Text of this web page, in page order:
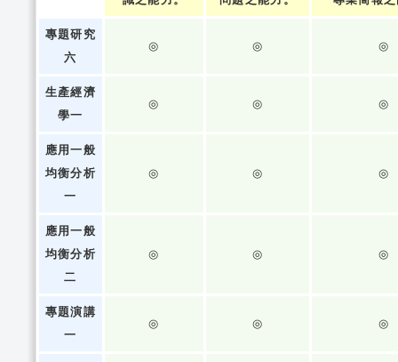
專題研究
六
◎ ◎ ◎
生產經濟
學一
◎ ◎ ◎
應用一般
均衡分析
一
◎ ◎ ◎
應用一般
均衡分析
二
◎ ◎ ◎
專題演講
一
◎ ◎ ◎